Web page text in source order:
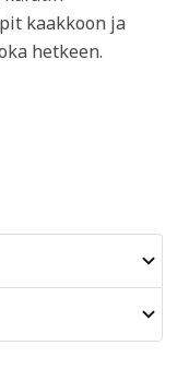
kaakkoon ja
hetkeen.